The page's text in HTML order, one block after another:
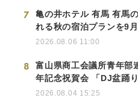
7
亀の井ホテル 有馬 有馬
れる秋の宿泊プランを9
2026.08.06 11:00
8
富山県商工会議所青年部
年記念祝賀会 「DJ盆踊
2026.08.04 15:25